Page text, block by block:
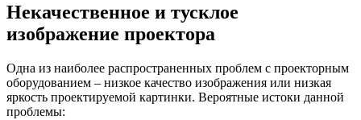
Некачественное и тусклое
изображение проектора
Одна из наиболее распространенных проблем с проекторным
оборудованием – низкое качество изображения или низкая
яркость проектируемой картинки. Вероятные истоки данной
проблемы: